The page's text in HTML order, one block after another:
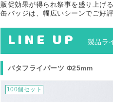
販促効果が得られ祭事を盛り上げ
缶バッジは、幅広いシーンでご好
LINE UP 製品ラ
バタフライパーツ Φ25mm
100個セット